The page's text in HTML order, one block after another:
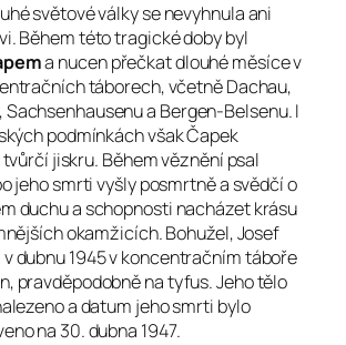
světové války se nevyhnula ani
Během této tragické doby byl
a nucen přečkat dlouhé měsíce v
táborech, včetně Dachau,
a Bergen-Belsenu. I
podmínkách však Čapek
jiskru. Během věznění psal
jeho smrti vyšly posmrtně a svědčí o
duchu a schopnosti nacházet krásu
okamžicích. Bohužel, Josef
dubnu 1945 v koncentračním táboře
pravděpodobně na tyfus. Jeho tělo
a datum jeho smrti bylo
na 30. dubna 1947.